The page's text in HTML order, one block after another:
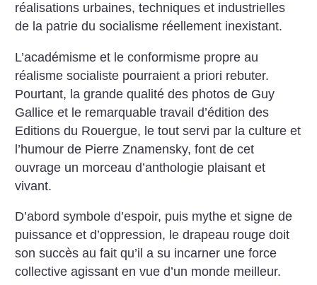
réalisations urbaines, techniques et industrielles
de la patrie du socialisme réellement inexistant.
L’académisme et le conformisme propre au
réalisme socialiste pourraient a priori rebuter.
Pourtant, la grande qualité des photos de Guy
Gallice et le remarquable travail d’édition des
Editions du Rouergue, le tout servi par la culture et
l’humour de Pierre Znamensky, font de cet
ouvrage un morceau d’anthologie plaisant et
vivant.
D’abord symbole d’espoir, puis mythe et signe de
puissance et d’oppression, le drapeau rouge doit
son succès au fait qu’il a su incarner une force
collective agissant en vue d’un monde meilleur.